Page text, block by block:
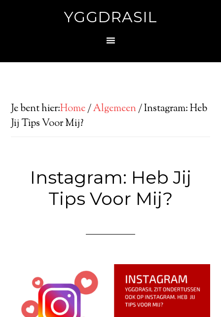
YGGDRASIL
Je bent hier:Home/Algemeen/Instagram: Heb
Jij Tips Voor Mij?
Instagram: Heb Jij
Tips Voor Mij?